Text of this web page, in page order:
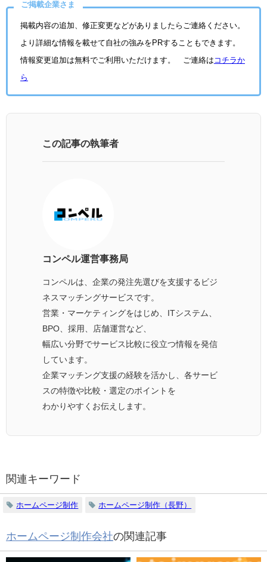
ご掲載企業さま
掲載内容の追加、修正変更などがありましたらご連絡ください。
より詳細な情報を載せて自社の強みをPRすることもできます。
情報変更追加は無料でご利用いただけます。 ご連絡は コチラか
ら
この記事の執筆者
コンペル運営事務局
コンペルは、企業の発注先選びを支援するビジ
ネスマッチングサービスです。
営業・マーケティングをはじめ、ITシステム、
BPO、採用、店舗運営など、
幅広い分野でサービス比較に役立つ情報を発信
しています。
企業マッチング支援の経験を活かし、各サービ
スの特徴や比較・選定のポイントを
わかりやすくお伝えします。
関連キーワード
ホームページ制作 ホームページ制作（長野）
ホームページ制作会社の関連記事